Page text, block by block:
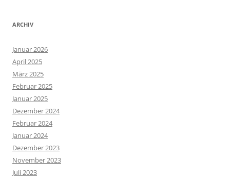
ARCHIV
Januar 2026
April 2025
März 2025
Februar 2025
Januar 2025
Dezember 2024
Februar 2024
Januar 2024
Dezember 2023
November 2023
Juli 2023